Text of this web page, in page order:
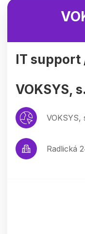
IT support
VOKSYS,
VOKSYS,
Radlická